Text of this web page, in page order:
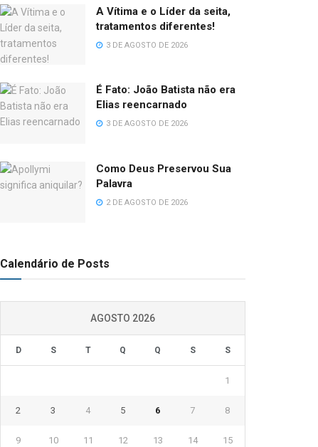
A Vítima e o Líder da seita,
tratamentos diferentes!
3 DE AGOSTO DE 2026
É Fato: João Batista não era
Elias reencarnado
3 DE AGOSTO DE 2026
Como Deus Preservou Sua
Palavra
2 DE AGOSTO DE 2026
Calendário de Posts
AGOSTO 2026
D S T Q Q S S
1
2 3 4 5 6 7 8
9 10 11 12 13 14 15